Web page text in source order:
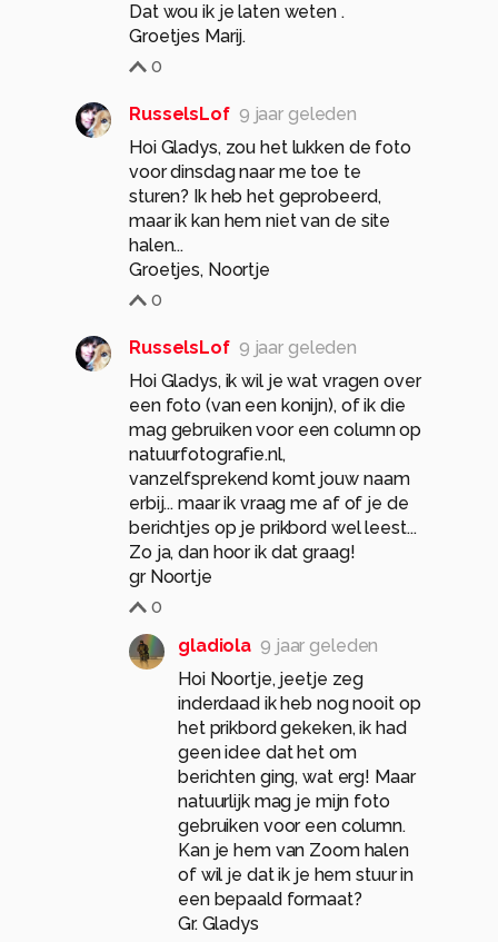
Dat wou ik je laten weten .
Groetjes Marij.
0
RusselsLof 9 jaar geleden
Hoi Gladys, zou het lukken de foto
voor dinsdag naar me toe te
sturen? Ik heb het geprobeerd,
maar ik kan hem niet van de site
halen...
Groetjes, Noortje
0
RusselsLof 9 jaar geleden
Hoi Gladys, ik wil je wat vragen over
een foto (van een konijn), of ik die
mag gebruiken voor een column op
natuurfotografie.nl,
vanzelfsprekend komt jouw naam
erbij... maar ik vraag me af of je de
berichtjes op je prikbord wel leest...
Zo ja, dan hoor ik dat graag!
gr Noortje
0
gladiola 9 jaar geleden
Hoi Noortje, jeetje zeg
inderdaad ik heb nog nooit op
het prikbord gekeken, ik had
geen idee dat het om
berichten ging, wat erg! Maar
natuurlijk mag je mijn foto
gebruiken voor een column.
Kan je hem van Zoom halen
of wil je dat ik je hem stuur in
een bepaald formaat?
Gr. Gladys